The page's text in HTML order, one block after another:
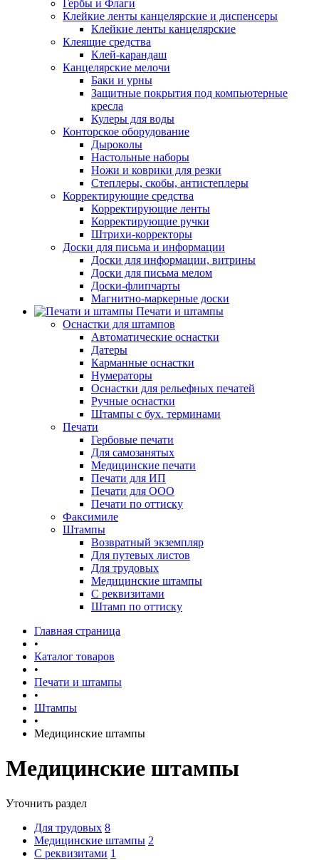
Гербы и Флаги
Клейкие ленты канцелярские и диспенсеры
Клейкие ленты канцелярские
Клеящие средства
Клей-карандаш
Канцелярские мелочи
Баки и урны
Защитные покрытия под компьютерные
кресла
Кулеры для воды
Конторское оборудование
Дыроколы
Настольные наборы
Ножи и коврики для резки
Степлеры, скобы, антистеплеры
Корректирующие средства
Корректирующие ленты
Корректирующие ручки
Штрихи-корректоры
Доски для письма и информации
Доски для информации, витрины
Доски для письма мелом
Доски-флипчарты
Магнитно-маркерные доски
Печати и штампы
Оснастки для штампов
Автоматические оснастки
Датеры
Карманные оснастки
Нумераторы
Оснастки для рельефных печатей
Ручные оснастки
Штампы с бух. терминами
Печати
Гербовые печати
Для самозанятых
Медицинские печати
Печати для ИП
Печати для ООО
Печати по оттиску
Факсимиле
Штампы
Возвратный экземпляр
Для путевых листов
Для трудовых
Медицинские штампы
С реквизитами
Штамп по оттиску
Главная страница
•
Каталог товаров
•
Печати и штампы
•
Штампы
•
Медицинские штампы
Медицинские штампы
Уточнить раздел
Для трудовых 8
Медицинские штампы 2
С реквизитами 1